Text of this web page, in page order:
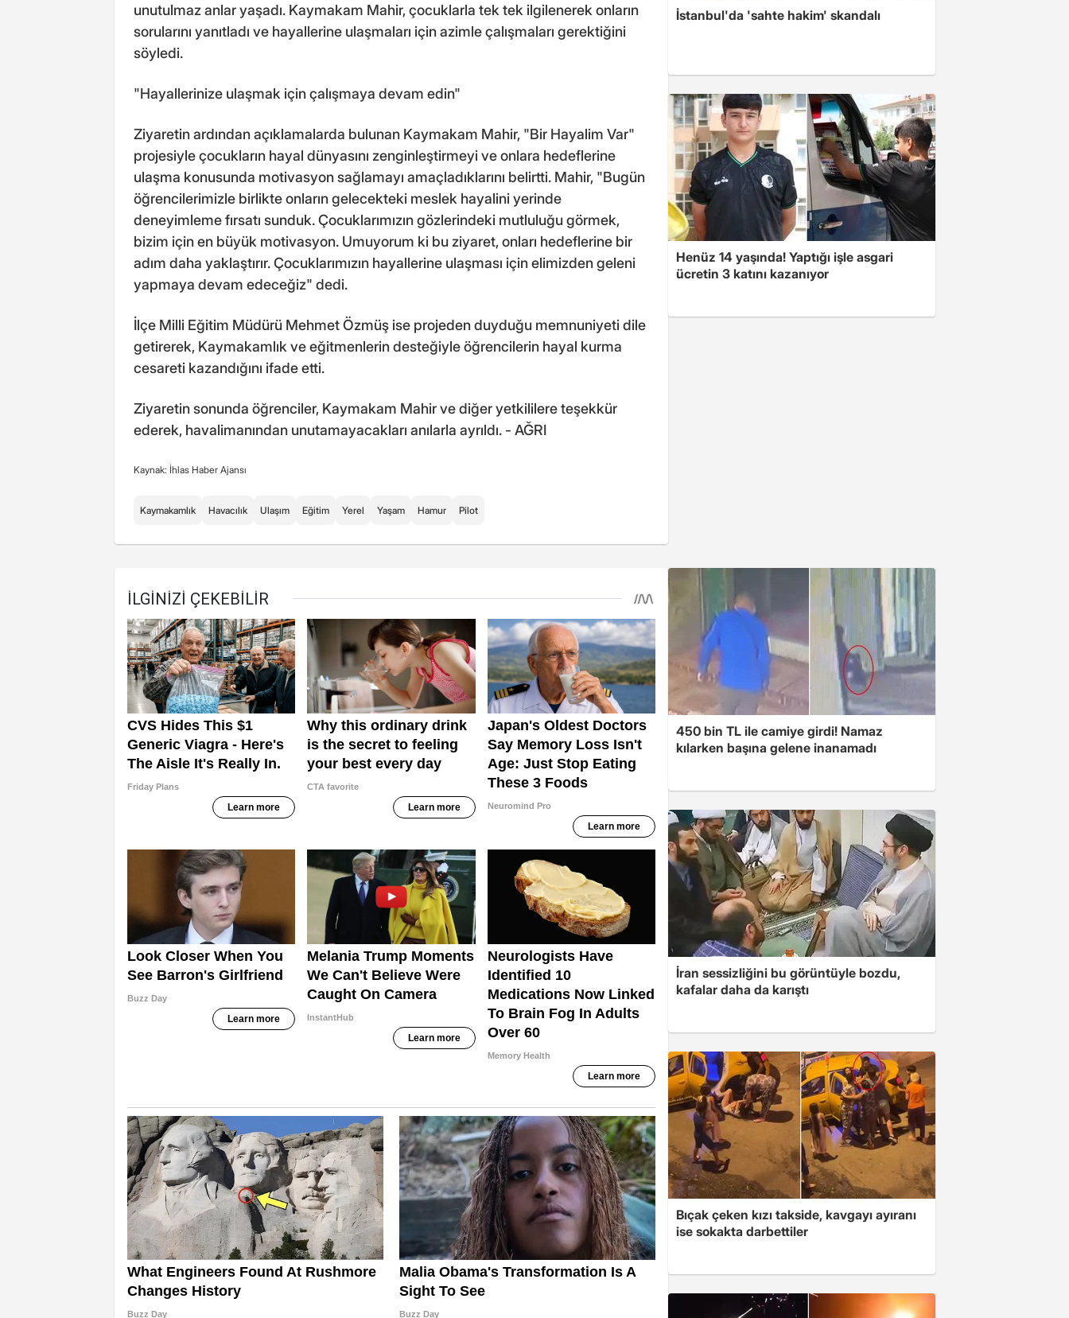
unutulmaz anlar yaşadı. Kaymakam Mahir, çocuklarla tek tek ilgilenerek onların
sorularını yanıtladı ve hayallerine ulaşmaları için azimle çalışmaları gerektiğini
söyledi.
"Hayallerinize ulaşmak için çalışmaya devam edin"
Ziyaretin ardından açıklamalarda bulunan Kaymakam Mahir, "Bir Hayalim Var"
projesiyle çocukların hayal dünyasını zenginleştirmeyi ve onlara hedeflerine
ulaşma konusunda motivasyon sağlamayı amaçladıklarını belirtti. Mahir, "Bugün
öğrencilerimizle birlikte onların gelecekteki meslek hayalini yerinde
deneyimleme fırsatı sunduk. Çocuklarımızın gözlerindeki mutluluğu görmek,
bizim için en büyük motivasyon. Umuyorum ki bu ziyaret, onları hedeflerine bir
adım daha yaklaştırır. Çocuklarımızın hayallerine ulaşması için elimizden geleni
yapmaya devam edeceğiz" dedi.
İlçe Milli Eğitim Müdürü Mehmet Özmüş ise projeden duyduğu memnuniyeti dile
getirerek, Kaymakamlık ve eğitmenlerin desteğiyle öğrencilerin hayal kurma
cesareti kazandığını ifade etti.
Ziyaretin sonunda öğrenciler, Kaymakam Mahir ve diğer yetkililere teşekkür
ederek, havalimanından unutamayacakları anılarla ayrıldı. - AĞRI
Kaynak: İhlas Haber Ajansı
Kaymakamlık Havacılık Ulaşım Eğitim Yerel Yaşam Hamur Pilot
İstanbul'da 'sahte hakim' skandalı
Henüz 14 yaşında! Yaptığı işle asgari
ücretin 3 katını kazanıyor
450 bin TL ile camiye girdi! Namaz
kılarken başına gelene inanamadı
İran sessizliğini bu görüntüyle bozdu,
kafalar daha da karıştı
Bıçak çeken kızı takside, kavgayı ayıranı
ise sokakta darbettiler